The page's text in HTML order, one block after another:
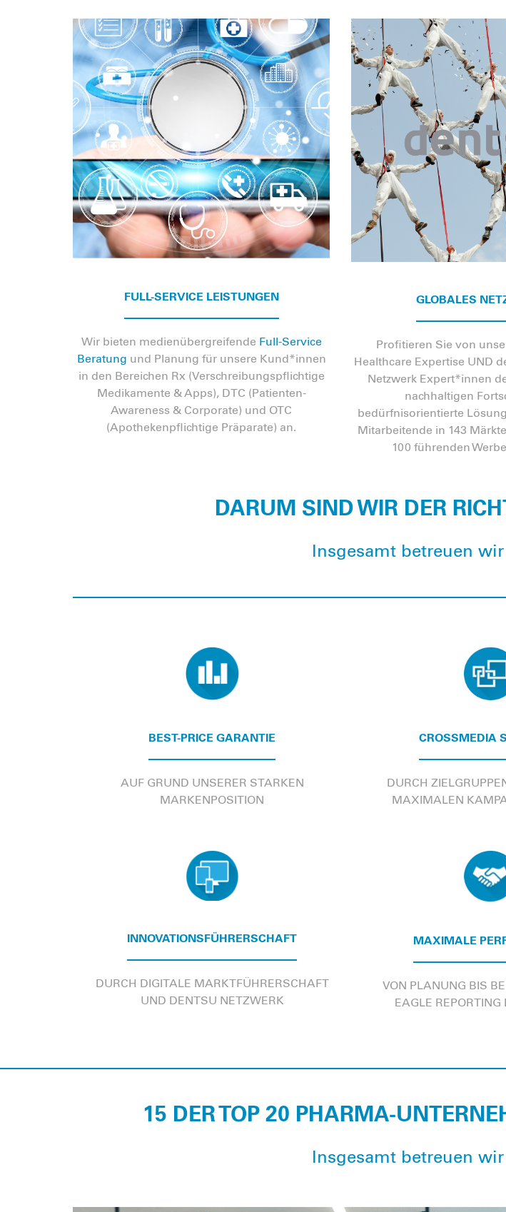
FULL-SERVICE LEISTUNGEN
Wir bieten medienübergreifende Full-Service
Beratung und Planung für unsere Kund*innen
in den Bereichen Rx (Verschreibungspflichtige
Medikamente & Apps), DTC (Patienten-
Awareness & Corporate) und OTC
(Apothekenpflichtige Präparate) an.
GLOBALES
Profitieren Sie von
Healthcare Expertise UND
Netzwerk Expert*innen
nachhaltigen
bedürfnisorientierte
Mitarbeitende in 143
100 führenden
DARUM SIND WIR DER
Insgesamt betreuen
BEST-PRICE GARANTIE
AUF GRUND UNSERER STARKEN
MARKENPOSITION
CROSSMEDIA
DURCH
MAXIMALEN
INNOVATIONSFÜHRERSCHAFT
DURCH DIGITALE MARKTFÜHRERSCHAFT
UND DENTSU NETZWERK
MAXIMALE
VON PLANUNG BIS
EAGLE
15 DER TOP 20 PHARMA-
Insgesamt betreuen